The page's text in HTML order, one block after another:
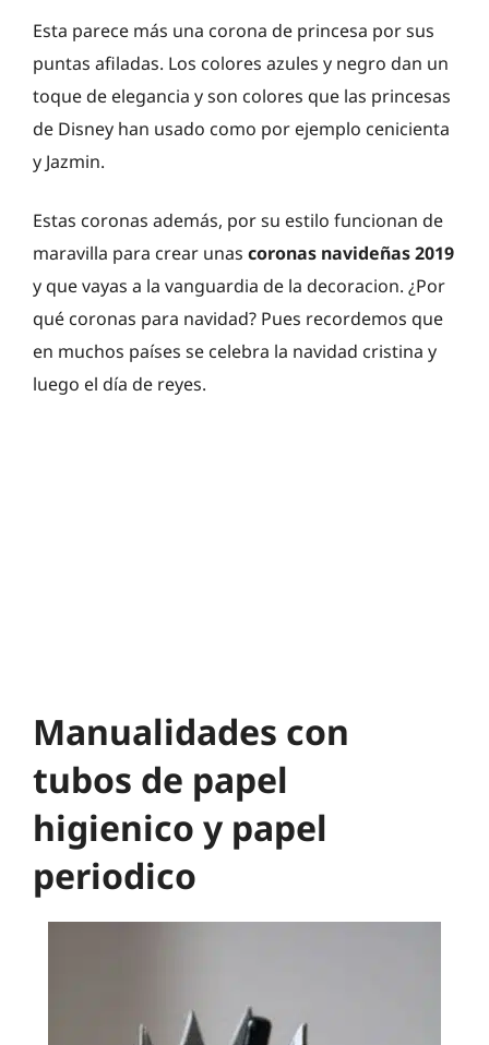
Esta parece más una corona de princesa por sus
puntas afiladas. Los colores azules y negro dan un
toque de elegancia y son colores que las princesas
de Disney han usado como por ejemplo cenicienta
y Jazmin.
Estas coronas además, por su estilo funcionan de
maravilla para crear unas coronas navideñas 2019
y que vayas a la vanguardia de la decoracion. ¿Por
qué coronas para navidad? Pues recordemos que
en muchos países se celebra la navidad cristina y
luego el día de reyes.
Manualidades con
tubos de papel
higienico y papel
periodico